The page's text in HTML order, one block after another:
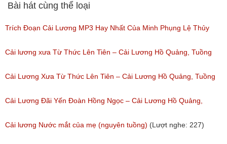
Bài hát cùng thể loại
Trích Đoạn Cải Lương MP3 Hay Nhất Của Minh Phụng Lệ Thủy
Phần 1
(Lượt nghe: 11,531)
Cải lương xưa Từ Thức Lên Tiên – Cải Lương Hồ Quảng, Tuồng
Cổ
(Lượt nghe: 258)
Cải Lương Xưa Từ Thức Lên Tiên – Cải Lương Hồ Quảng, Tuồng
Cổ
(Lượt nghe: 505)
Cải Lương Đãi Yến Đoàn Hồng Ngọc – Cải Lương Hồ Quảng,
Tuồng Cổ
Cải lương Nước mắt của mẹ (nguyên tuồng) (Lượt nghe: 227)